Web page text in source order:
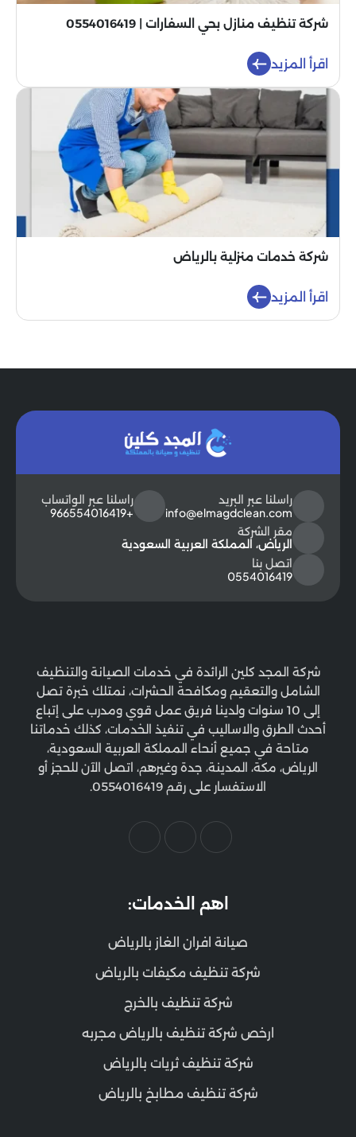
شركة تنظيف منازل بحي السفارات | 0554016419
اقرأ المزيد
شركة خدمات منزلية بالرياض
اقرأ المزيد
راسلنا عبر البريد
info@elmagdclean.com
راسلنا عبر الواتساب
+966554016419
مقر الشركة
الرياض، المملكة العربية السعودية
اتصل بنا
0554016419
شركة المجد كلين الرائدة في خدمات الصيانة والتنظيف
الشامل والتعقيم ومكافحة الحشرات، نمتلك خبرة تصل
إلى 10 سنوات ولدينا فريق عمل قوي ومدرب على إتباع
أحدث الطرق والاساليب في تنفيذ الخدمات، كذلك خدماتنا
متاحة في جميع أنحاء المملكة العربية السعودية،
الرياض، مكة، المدينة، جدة وغيرهم، اتصل الآن للحجز أو
الاستفسار على رقم 0554016419.
اهم الخدمات:
صيانة افران الغاز بالرياض
شركة تنظيف مكيفات بالرياض
شركة تنظيف بالخرج
ارخص شركة تنظيف بالرياض مجربه
شركة تنظيف ثريات بالرياض
شركة تنظيف مطابخ بالرياض